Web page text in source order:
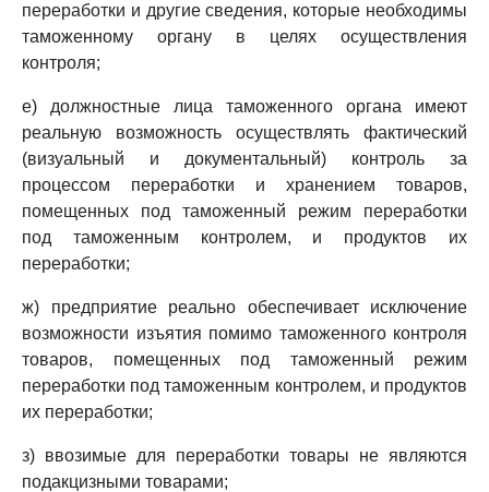
переработки и другие сведения, которые необходимы
таможенному органу в целях осуществления
контроля;
е) должностные лица таможенного органа имеют
реальную возможность осуществлять фактический
(визуальный и документальный) контроль за
процессом переработки и хранением товаров,
помещенных под таможенный режим переработки
под таможенным контролем, и продуктов их
переработки;
ж) предприятие реально обеспечивает исключение
возможности изъятия помимо таможенного контроля
товаров, помещенных под таможенный режим
переработки под таможенным контролем, и продуктов
их переработки;
з) ввозимые для переработки товары не являются
подакцизными товарами;